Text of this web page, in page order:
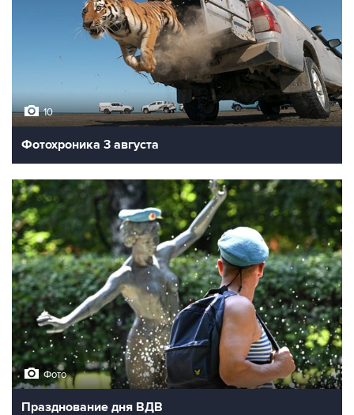
10
Фотохроника 3 августа
Фото
Празднование дня ВДВ